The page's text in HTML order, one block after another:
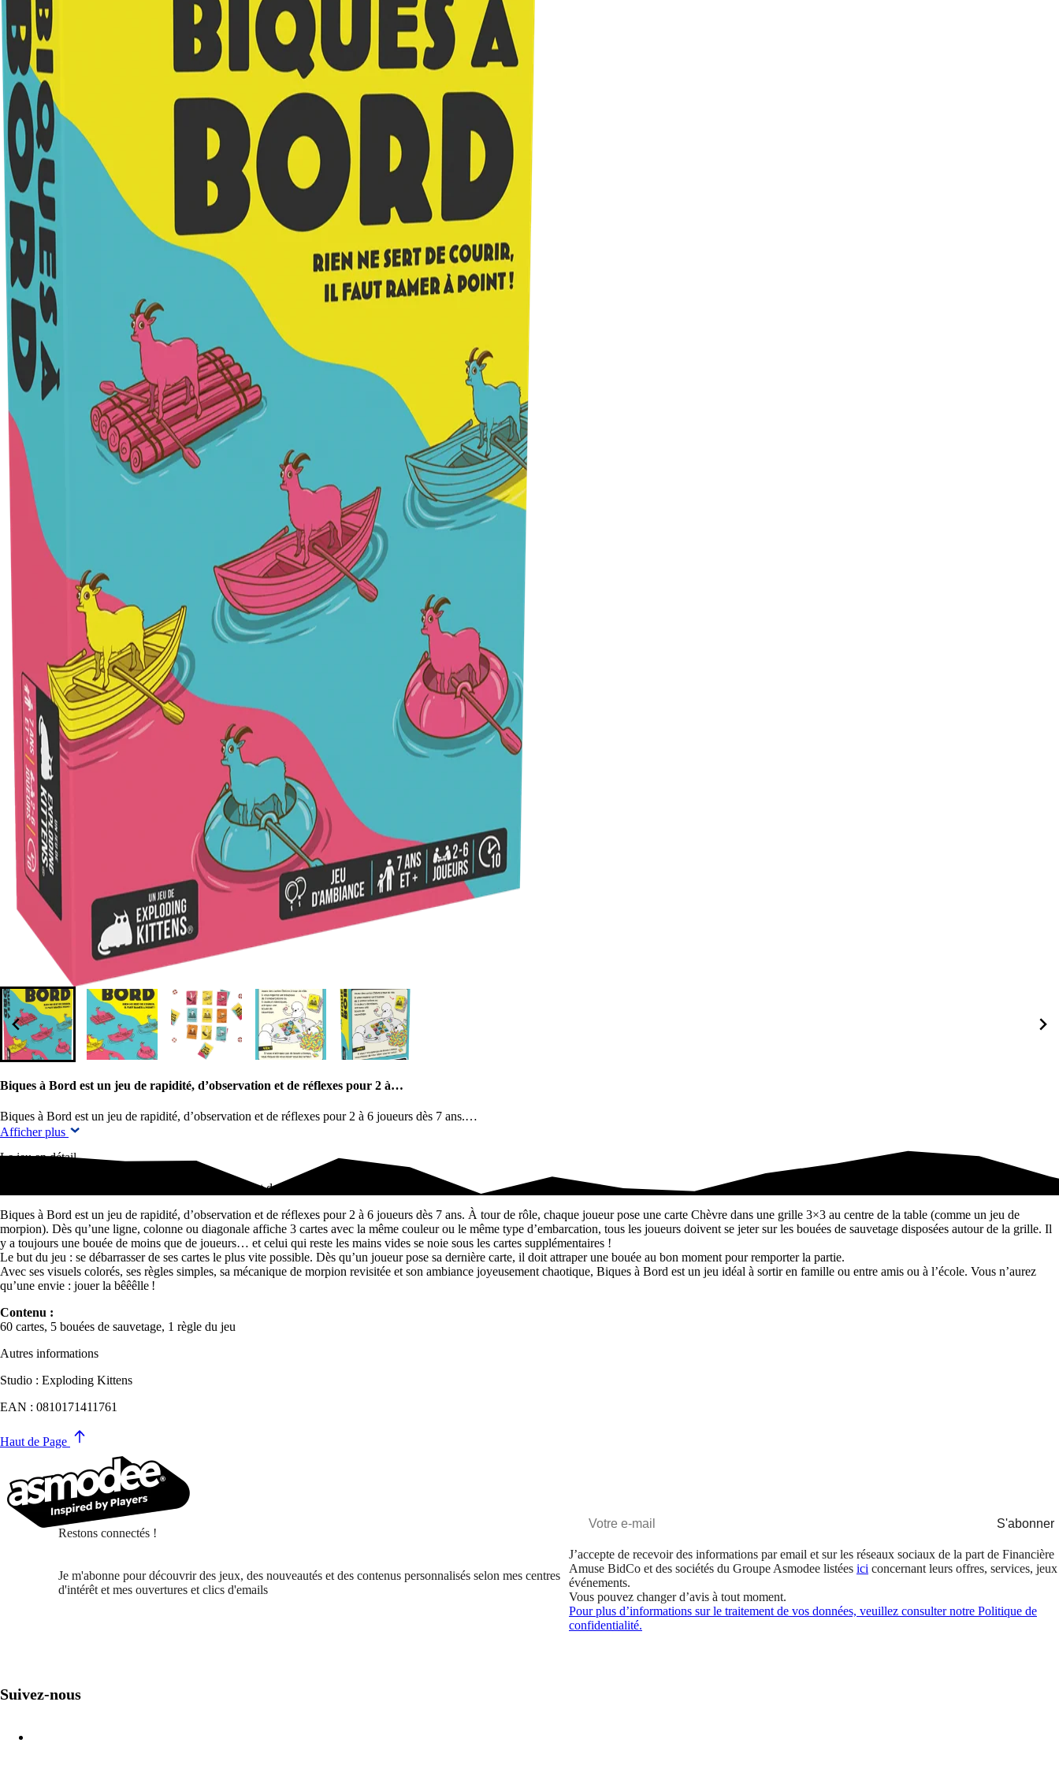
Biques à Bord est un jeu de rapidité, d’observation et de réflexes pour 2 à…
Biques à Bord est un jeu de rapidité, d’observation et de réflexes pour 2 à 6 joueurs dès 7 ans.…
Afficher plus
Le jeu en détail
Biques à Bord est un jeu de rapidité, d’observation et de réflexes pour 2 à…
Biques à Bord est un jeu de rapidité, d’observation et de réflexes pour 2 à 6 joueurs dès 7 ans. À tour de rôle, chaque joueur pose une carte Chèvre dans une grille 3×3 au centre de la table (comme un jeu de
morpion). Dès qu’une ligne, colonne ou diagonale affiche 3 cartes avec la même couleur ou le même type d’embarcation, tous les joueurs doivent se jeter sur les bouées de sauvetage disposées autour de la grille. Il
y a toujours une bouée de moins que de joueurs… et celui qui reste les mains vides se noie sous les cartes supplémentaires !
Le but du jeu : se débarrasser de ses cartes le plus vite possible. Dès qu’un joueur pose sa dernière carte, il doit attraper une bouée au bon moment pour remporter la partie.
Avec ses visuels colorés, ses règles simples, sa mécanique de morpion revisitée et son ambiance joyeusement chaotique, Biques à Bord est un jeu idéal à sortir en famille ou entre amis ou à l’école. Vous n’aurez
qu’une envie : jouer la bêêêlle !
Contenu :
60 cartes, 5 bouées de sauvetage, 1 règle du jeu
Autres informations
Studio : Exploding Kittens
EAN : 0810171411761
Haut de Page
Restons connectés !
Je m'abonne pour découvrir des jeux, des nouveautés et des contenus personnalisés selon mes centres
d'intérêt et mes ouvertures et clics d'emails
S'abonner
J’accepte de recevoir des informations par email et sur les réseaux sociaux de la part de Financière
Amuse BidCo et des sociétés du Groupe Asmodee listées ici concernant leurs offres, services,
événements.
Vous pouvez changer d’avis à tout moment.
Pour plus d’informations sur le traitement de vos données, veuillez consulter notre Politique de
confidentialité.
Suivez-nous